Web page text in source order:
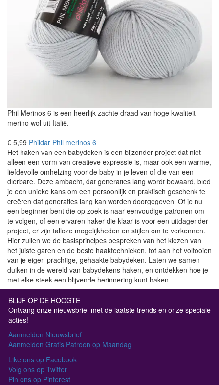
Phil Merinos 6 is een heerlijk zachte draad van hoge kwaliteit
merino wol uit Italië.
€ 5,99 Phildar Phil merinos 6
Het haken van een babydeken is een bijzonder project dat niet
alleen een vorm van creatieve expressie is, maar ook een warme,
liefdevolle omhelzing voor de baby in je leven of die van een
dierbare. Deze ambacht, dat generaties lang wordt bewaard, bied
je een unieke kans om een persoonlijk en praktisch geschenk te
creëren dat generaties lang kan worden doorgegeven. Of je nu
een beginner bent die op zoek is naar eenvoudige patronen om
te volgen, of een ervaren haker die klaar is voor een uitdagender
project, er zijn talloze mogelijkheden en stijlen om te verkennen.
Hier zullen we de basisprincipes bespreken van het kiezen van
het juiste garen en de beste haaktechnieken, tot aan het voltooien
van je eigen prachtige, gehaakte babydeken. Laten we samen
duiken in de wereld van babydekens haken, en ontdekken hoe je
met elke steek een blijvende herinnering kunt haken.
BLIJF OP DE HOOGTE
Ontvang onze nieuwsbrief met de laatste trends en onze speciale
acties!
Aanmelden Nieuwsbrief
Aanmelden Gratis Patroon op Maandag
Like ons op Facebook
Volg ons op Twitter
Pin ons op Pinterest